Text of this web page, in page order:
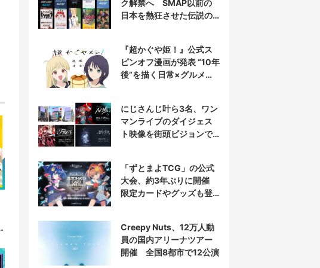
ク解禁へ SMAP以前の
日本を熱狂させた伝説の
『超かぐや姫！』公式ス
ピンオフ漫画が発表 “10年
後”を描く日常×グルメ作
にじさんじ叶ら3名、ワン
マンライブのダイジェス
ト映像を街頭ビジョンで
「ずとまよTCG」の公式
大会、約3年ぶりに開催
限定カードやグッズも登
Creepy Nuts、12万人動
員の国内アリーナツアー
開催 全国8都市で12公演